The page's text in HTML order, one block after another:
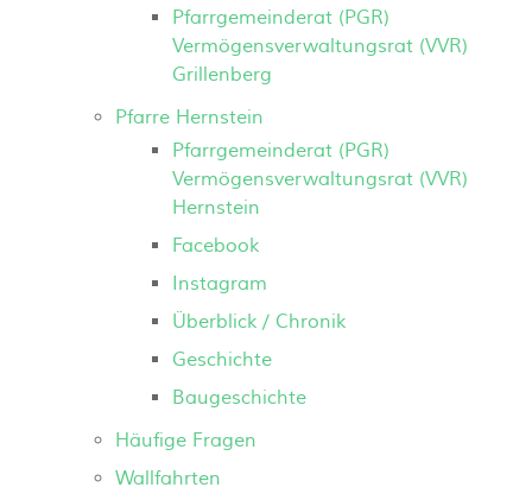
Pfarrgemeinderat (PGR)
Vermögensverwaltungsrat (VVR)
Grillenberg
Pfarre Hernstein
Pfarrgemeinderat (PGR)
Vermögensverwaltungsrat (VVR)
Hernstein
Facebook
Instagram
Überblick / Chronik
Geschichte
Baugeschichte
Häufige Fragen
Wallfahrten